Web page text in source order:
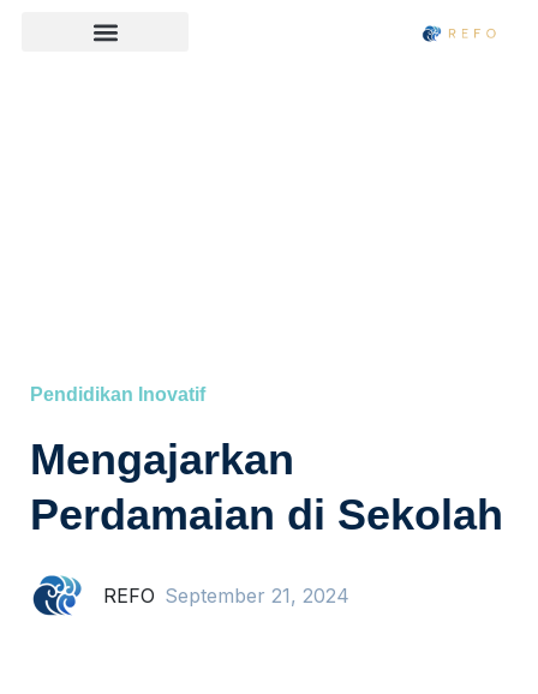
⁠Pendidikan Inovatif
Mengajarkan
Perdamaian di Sekolah
REFO September 21, 2024